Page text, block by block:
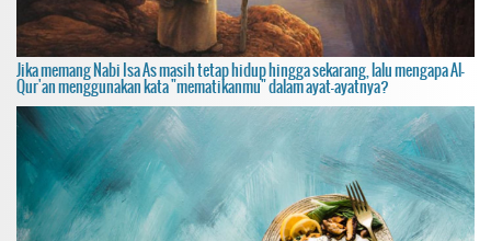
Jika memang Nabi Isa As masih tetap hidup hingga sekarang, lalu mengapa Al-
Qur'an menggunakan kata "mematikanmu" dalam ayat-ayatnya?